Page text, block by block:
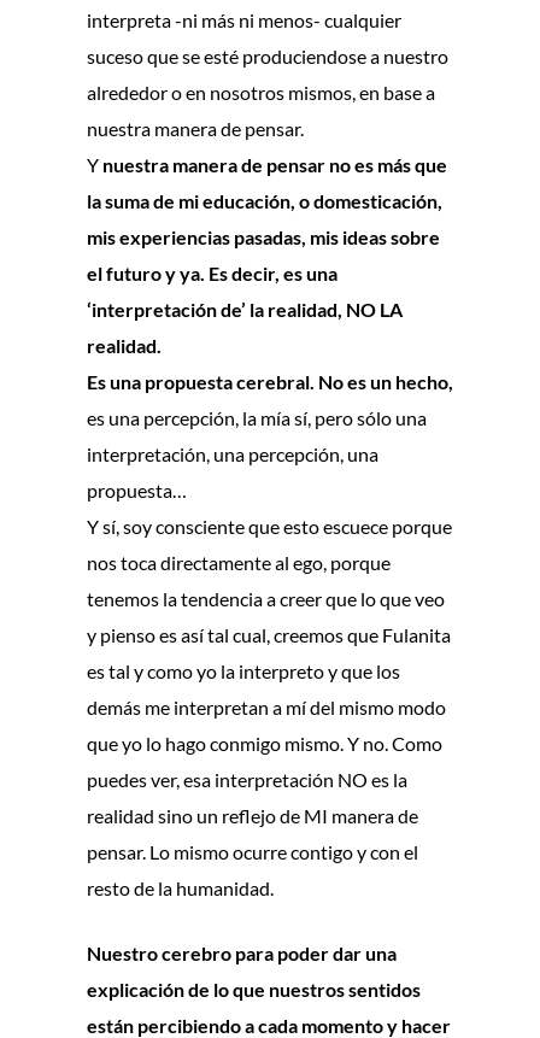
interpreta -ni más ni menos- cualquier
suceso que se esté produciendose a nuestro
alrededor o en nosotros mismos, en base a
nuestra manera de pensar.
Y nuestra manera de pensar no es más que
la suma de mi educación, o domesticación,
mis experiencias pasadas, mis ideas sobre
el futuro y ya. Es decir, es una
‘interpretación de’ la realidad, NO LA
realidad.
Es una propuesta cerebral. No es un hecho,
es una percepción, la mía sí, pero sólo una
interpretación, una percepción, una
propuesta…
Y sí, soy consciente que esto escuece porque
nos toca directamente al ego, porque
tenemos la tendencia a creer que lo que veo
y pienso es así tal cual, creemos que Fulanita
es tal y como yo la interpreto y que los
demás me interpretan a mí del mismo modo
que yo lo hago conmigo mismo. Y no. Como
puedes ver, esa interpretación NO es la
realidad sino un reflejo de MI manera de
pensar. Lo mismo ocurre contigo y con el
resto de la humanidad.
Nuestro cerebro para poder dar una
explicación de lo que nuestros sentidos
están percibiendo a cada momento y hacer